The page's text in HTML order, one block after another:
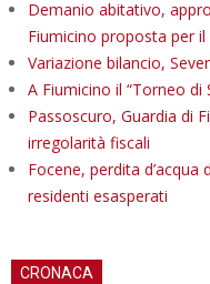
Demanio abitativo,
Fiumicino proposta per il
Variazione bilancio,
A Fiumicino il “Torneo di
Passoscuro, Guardia di
irregolarità fiscali
Focene, perdita
residenti esasperati
CRONACA